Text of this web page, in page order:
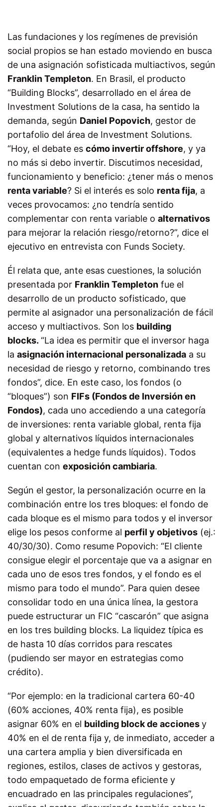
Las fundaciones y los regímenes de previsión
social propios se han estado moviendo en busca
de una asignación sofisticada multiactivos, según
Franklin Templeton. En Brasil, el producto
“Building Blocks”, desarrollado en el área de
Investment Solutions de la casa, ha sentido la
demanda, según Daniel Popovich, gestor de
portafolio del área de Investment Solutions.
“Hoy, el debate es cómo invertir offshore, y ya
no más si debo invertir. Discutimos necesidad,
funcionamiento y beneficio: ¿tener más o menos
renta variable? Si el interés es solo renta fija, a
veces provocamos: ¿no tendría sentido
complementar con renta variable o alternativos
para mejorar la relación riesgo/retorno?”, dice el
ejecutivo en entrevista con Funds Society.
Él relata que, ante esas cuestiones, la solución
presentada por Franklin Templeton fue el
desarrollo de un producto sofisticado, que
permite al asignador una personalización de fácil
acceso y multiactivos. Son los building
blocks. “La idea es permitir que el inversor haga
la asignación internacional personalizada a su
necesidad de riesgo y retorno, combinando tres
fondos”, dice. En este caso, los fondos (o
“bloques”) son FIFs (Fondos de Inversión en
Fondos), cada uno accediendo a una categoría
de inversiones: renta variable global, renta fija
global y alternativos líquidos internacionales
(equivalentes a hedge funds líquidos). Todos
cuentan con exposición cambiaria.
Según el gestor, la personalización ocurre en la
combinación entre los tres bloques: el fondo de
cada bloque es el mismo para todos y el inversor
elige los pesos conforme al perfil y objetivos (ej.:
40/30/30). Como resume Popovich: “El cliente
consigue elegir el porcentaje que va a asignar en
cada uno de esos tres fondos, y el fondo es el
mismo para todo el mundo”. Para quien desee
consolidar todo en una única línea, la gestora
puede estructurar un FIC “cascarón” que asigna
en los tres building blocks. La liquidez típica es
de hasta 10 días corridos para rescates
(pudiendo ser mayor en estrategias como
crédito).
“Por ejemplo: en la tradicional cartera 60-40
(60% acciones, 40% renta fija), es posible
asignar 60% en el building block de accionesy
40% en el de renta fija y, de inmediato, acceder a
una cartera amplia y bien diversificada en
regiones, estilos, clases de activos y gestoras,
todo empaquetado de forma eficiente y
encuadrado en las principales regulaciones”,